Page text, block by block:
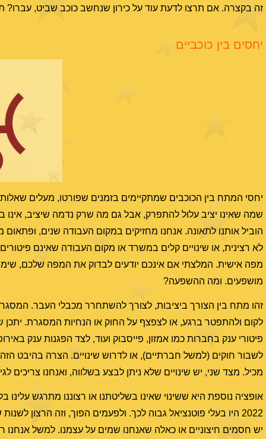
זה בקצרה. אם תרצו לדעת עוד על כירון שנחשב כוכב שביט, עברו?
יחסים בין כוכביים
יחסי המתח בין הכוכבים שמתקיימים בזמנים שפורטו, מעלים
שמה שאינו יציב עלול להתפרק, אבל גם מה שרק נדמה שיציב, אינו
הוביל אותנו לתאונה. אנחנו מחזיקים במקום העבודה שנים,
לא רצינית, או שינויים קלים במשרד או מקום העבודה שאינם
מפה אישית. המלצתי אם אינכם יודעים לבדוק את המפה שלכם,
מושפעים. ומה ההשפעה?
זהו מתח בין הצורך ביציבות, לצורך להשתחרר מכבלי העבר.
לקום ולהתפטר ברגע, או לצפצף על החוק או הנחיות המסגרת.
פיטורי ענק בחברות כמו אמזון, פייסבוק ועוד, לצד הפגנות ענק
לשבור חוקים (למשל חברתיים), או לדרוש שינויים. הצרה בהיבט
מכיל. מצד שני, יש שינויים שלא ניתן לבצע בשלווה, ואנחנו
2022 היו בעלי פוטנציאל גבוה לכך. ולפעמים הפוך, וזה הרצון
יש חסמים חיצוניים או כאלה שאנחנו שמים על עצמנו. למשל